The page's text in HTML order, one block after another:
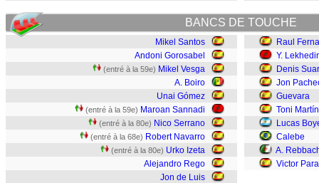
BANCS DE TOUCHE
Mikel Santos
Andoni Gorosabel
(entré à la 59e) Mikel Vesga
A. Boiro
Unai Gómez
(entré à la 59e) Maroan Sannadi
(entré à la 80e) Nico Serrano
(entré à la 68e) Robert Navarro
(entré à la 80e) Urko Izeta
Alejandro Rego
Jon de Luis
Raul
Y.
Denis
Jon
Guevara
Toni
Lucas
Calebe
A.
Victor